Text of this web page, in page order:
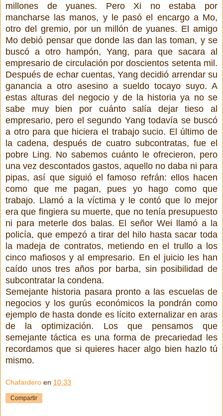
millones de yuanes. Pero Xi no estaba por
mancharse las manos, y le pasó el encargo a Mo,
otro del gremio, por un millón de yuanes. El amigo
Mo debió pensar que donde las dan las toman, y se
buscó a otro hampón, Yang, para que sacara al
empresario de circulación por doscientos setenta mil.
Después de echar cuentas, Yang decidió arrendar su
ganancia a otro asesino a sueldo tocayo suyo. A
estas alturas del negocio y de la historia ya no se
sabe muy bien por cuánto salía dejar tieso al
empresario, pero el segundo Yang todavía se buscó
a otro para que hiciera el trabajo sucio. El último de
la cadena, después de cuatro subcontratas, fue el
pobre Ling. No sabemos cuánto le ofrecieron, pero
una vez descontados gastos, aquello no daba ni para
pipas, así que siguió el famoso refrán: ellos hacen
como que me pagan, pues yo hago como que
trabajo. Llamó a la víctima y le contó que lo mejor
era que fingiera su muerte, que no tenía presupuesto
ni para meterle dos balas. El señor Wei llamó a la
policía, que empezó a tirar del hilo hasta sacar toda
la madeja de contratos, metiendo en el trullo a los
cinco mafiosos y al empresario. En el juicio les han
caído unos tres años por barba, sin posibilidad de
subcontratar la condena.
Semejante historia pasara pronto a las escuelas de
negocios y los gurús económicos la pondrán como
ejemplo de hasta donde es lícito externalizar en aras
de la optimización. Los que pensamos que
semejante táctica es una forma de precariedad les
recordamos que si quieres hacer algo bien hazlo tú
mismo.
Chafardero en 10:33
Compartir